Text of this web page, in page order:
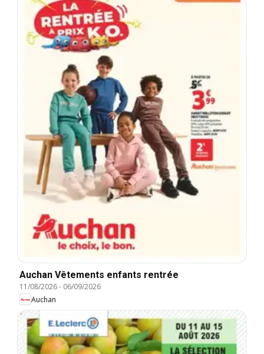
Auchan Vêtements enfants rentrée
11/08/2026- 06/09/2026
Auchan